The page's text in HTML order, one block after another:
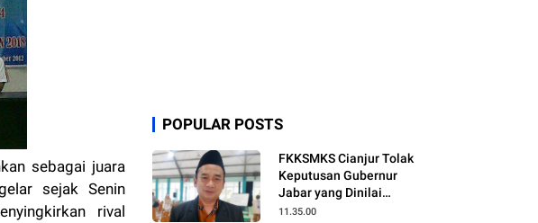
sebagai juara
sejak Senin
rival
POPULAR POSTS
FKKSMKS Cianjur Tolak
Keputusan Gubernur
Jabar yang Dinilai
Merugikan Sekolah
11.35.00